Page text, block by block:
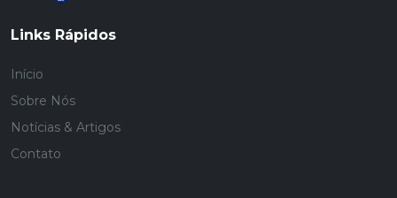
Links Rápidos
Início
Sobre Nós
Notícias & Artigos
Contato